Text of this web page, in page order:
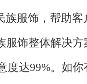
服饰，帮助客
服饰整体解决
度达99%。如